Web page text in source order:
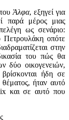
Άλφα, εξηγεί για
παρά μέρος μιας
ως σενάριο:
Πετρουλάκη οπότε
στην
του πώς θα
δύο οικογενειών,
ήδη σε
θέματος, ήταν αυτό
και σε αυτό που